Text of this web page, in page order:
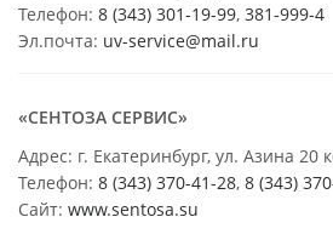
Телефон: 8 (343) 301-19-99, 381-999-4
Эл.почта: uv-service@mail.ru
«СЕНТОЗА СЕРВИС»
Адрес: г. Екатеринбург, ул. Азина 20
Телефон: 8 (343) 370-41-28, 8 (343)
Сайт: www.sentosa.su